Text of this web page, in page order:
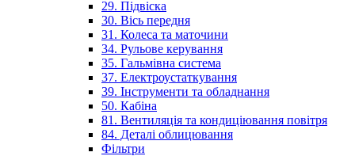
29. Підвіска
30. Вісь передня
31. Колеса та маточини
34. Рульове керування
35. Гальмівна система
37. Електроустаткування
39. Інструменти та обладнання
50. Кабіна
81. Вентиляція та кондиціювання повітря
84. Деталі облицювання
Фільтри